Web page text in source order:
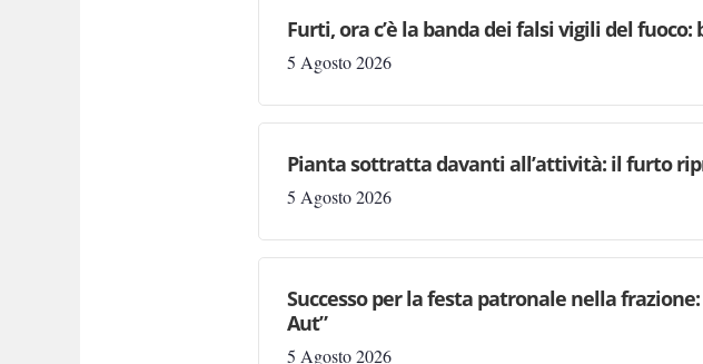
Furti, ora c’è la banda dei falsi vigili del
5 Agosto 2026
Pianta sottratta davanti all’attività: il furto
5 Agosto 2026
Successo per la festa patronale nella
Aut”
5 Agosto 2026